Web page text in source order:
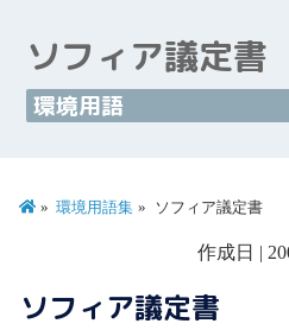
ソフィア議定書
環境用語
環境用語集 ソフィア議定書
作成日 |
ソフィア議定書